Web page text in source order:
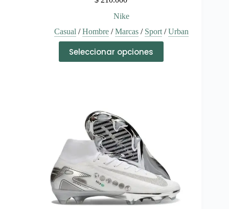
Nike
Casual /Hombre/Marcas/ Sport/Urban
Seleccionar opciones
producto
tiene
pueden
elegir
en
la
página
de
producto